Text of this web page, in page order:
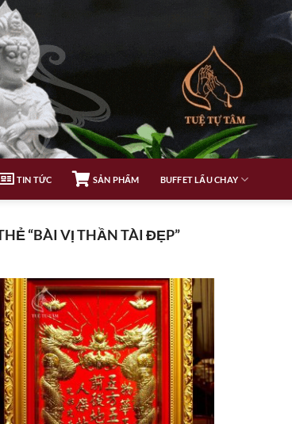
TIN TỨC SẢN PHẨM BUFFET LẨU CHAY
“BÀI VỊ THẦN TÀI ĐẸP”